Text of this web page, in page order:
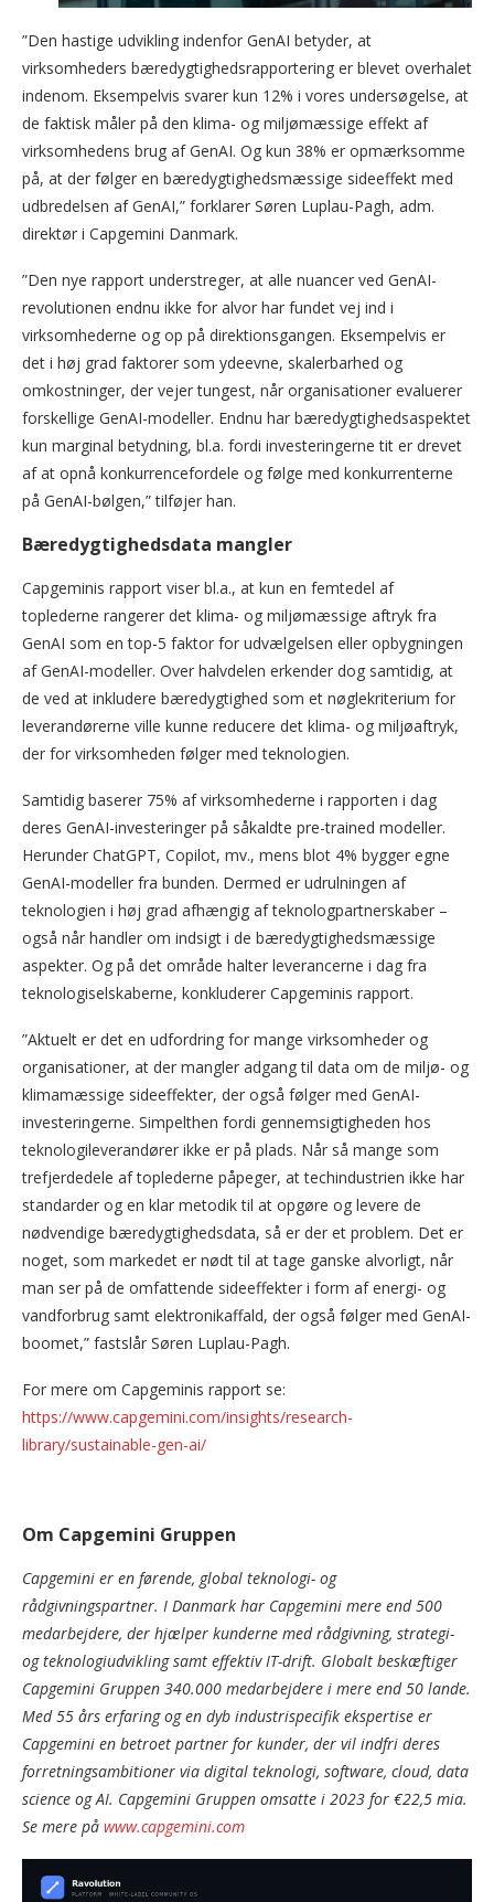
”Den hastige udvikling indenfor GenAI betyder, at
virksomheders bæredygtighedsrapportering er blevet overhalet
indenom. Eksempelvis svarer kun 12% i vores undersøgelse, at
de faktisk måler på den klima- og miljømæssige effekt af
virksomhedens brug af GenAI. Og kun 38% er opmærksomme
på, at der følger en bæredygtighedsmæssige sideeffekt med
udbredelsen af GenAI,” forklarer Søren Luplau-Pagh, adm.
direktør i Capgemini Danmark.
”Den nye rapport understreger, at alle nuancer ved GenAI-
revolutionen endnu ikke for alvor har fundet vej ind i
virksomhederne og op på direktionsgangen. Eksempelvis er
det i høj grad faktorer som ydeevne, skalerbarhed og
omkostninger, der vejer tungest, når organisationer evaluerer
forskellige GenAI-modeller. Endnu har bæredygtighedsaspektet
kun marginal betydning, bl.a. fordi investeringerne tit er drevet
af at opnå konkurrencefordele og følge med konkurrenterne
på GenAI-bølgen,” tilføjer han.
Bæredygtighedsdata mangler
Capgeminis rapport viser bl.a., at kun en femtedel af
toplederne rangerer det klima- og miljømæssige aftryk fra
GenAI som en top-5 faktor for udvælgelsen eller opbygningen
af GenAI-modeller. Over halvdelen erkender dog samtidig, at
de ved at inkludere bæredygtighed som et nøglekriterium for
leverandørerne ville kunne reducere det klima- og miljøaftryk,
der for virksomheden følger med teknologien.
Samtidig baserer 75% af virksomhederne i rapporten i dag
deres GenAI-investeringer på såkaldte pre-trained modeller.
Herunder ChatGPT, Copilot, mv., mens blot 4% bygger egne
GenAI-modeller fra bunden. Dermed er udrulningen af
teknologien i høj grad afhængig af teknologpartnerskaber –
også når handler om indsigt i de bæredygtighedsmæssige
aspekter. Og på det område halter leverancerne i dag fra
teknologiselskaberne, konkluderer Capgeminis rapport.
”Aktuelt er det en udfordring for mange virksomheder og
organisationer, at der mangler adgang til data om de miljø- og
klimamæssige sideeffekter, der også følger med GenAI-
investeringerne. Simpelthen fordi gennemsigtigheden hos
teknologileverandører ikke er på plads. Når så mange som
trefjerdedele af toplederne påpeger, at techindustrien ikke har
standarder og en klar metodik til at opgøre og levere de
nødvendige bæredygtighedsdata, så er der et problem. Det er
noget, som markedet er nødt til at tage ganske alvorligt, når
man ser på de omfattende sideeffekter i form af energi- og
vandforbrug samt elektronikaffald, der også følger med GenAI-
boomet,” fastslår Søren Luplau-Pagh.
For mere om Capgeminis rapport se:
https://www.capgemini.com/insights/research-
library/sustainable-gen-ai/
Om Capgemini Gruppen
Capgemini er en førende, global teknologi- og
rådgivningspartner. I Danmark har Capgemini mere end 500
medarbejdere, der hjælper kunderne med rådgivning, strategi-
og teknologiudvikling samt effektiv IT-drift. Globalt beskæftiger
Capgemini Gruppen 340.000 medarbejdere i mere end 50 lande.
Med 55 års erfaring og en dyb industrispecifik ekspertise er
Capgemini en betroet partner for kunder, der vil indfri deres
forretningsambitioner via digital teknologi, software, cloud, data
science og AI. Capgemini Gruppen omsatte i 2023 for €22,5 mia.
Se mere på www.capgemini.com